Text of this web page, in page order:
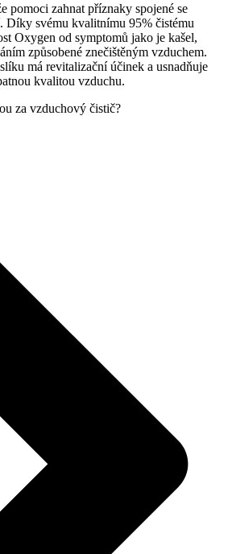
pomoci zahnat příznaky spojené se
Díky svému kvalitnímu 95% čistému
Oxygen od symptomů jako je kašel,
způsobené znečištěným vzduchem.
má revitalizační účinek a usnadňuje
kvalitou vzduchu.
za vzduchový čistič?